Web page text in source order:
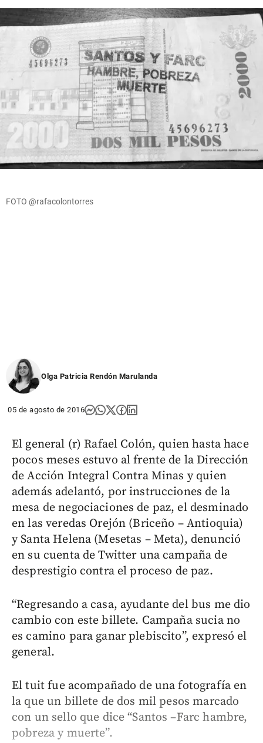
FOTO @rafacolontorres
Olga Patricia Rendón Marulanda
05 de agosto de 2016
El general (r) Rafael Colón, quien hasta hace
pocos meses estuvo al frente de la Dirección
de Acción Integral Contra Minas y quien
además adelantó, por instrucciones de la
mesa de negociaciones de paz, el desminado
en las veredas Orejón (Briceño – Antioquia)
y Santa Helena (Mesetas – Meta), denunció
en su cuenta de Twitter una campaña de
desprestigio contra el proceso de paz.
“Regresando a casa, ayudante del bus me dio
cambio con este billete. Campaña sucia no
es camino para ganar plebiscito”, expresó el
general.
El tuit fue acompañado de una fotografía en
la que un billete de dos mil pesos marcado
con un sello que dice “Santos –Farc hambre,
pobreza y muerte”.